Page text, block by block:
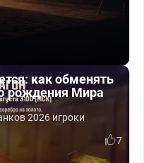
как обменять
рождения Мира
2026 игроки
7